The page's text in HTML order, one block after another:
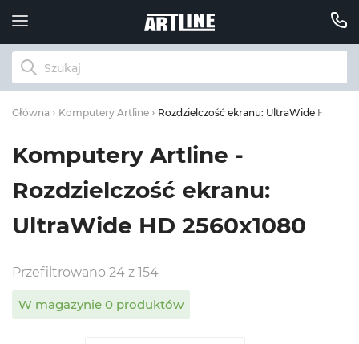
Główna Komputery Artline Rozdzielczość ekranu: UltraWide HD
Komputery Artline -
Rozdzielczość ekranu:
UltraWide HD 2560x1080
Przefiltrowano 24 z 154
W magazynie 0 produktów